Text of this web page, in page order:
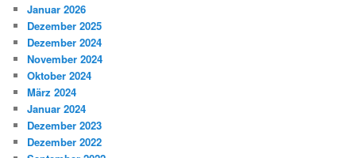
Januar 2026
Dezember 2025
Dezember 2024
November 2024
Oktober 2024
März 2024
Januar 2024
Dezember 2023
Dezember 2022